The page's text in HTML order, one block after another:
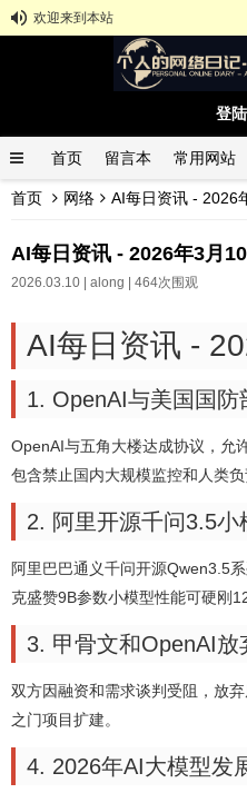
欢迎来到本站
登陆
首页 留言本 常用网站
spring示例demo GitHub
首页 网络 AI每日资讯 - 2026
AI每日资讯 - 2026年3月10
2026.03.10 | along | 464次围观
AI每日资讯 -
1. OpenAI与美国国
OpenAI与五角大楼达成协议，允
包含禁止国内大规模监控和人类负
2. 阿里开源千问3.5小
阿里巴巴通义千问开源Qwen3.5
克盛赞9B参数小模型性能可硬刚
3. 甲骨文和OpenAI放
双方因融资和需求谈判受阻，放
之门项目扩建。
4. 2026年AI大模型发